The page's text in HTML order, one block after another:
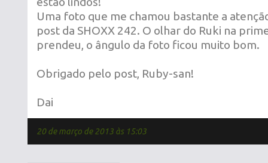
Uma foto que me chamou bastante a
post da SHOXX 242. O olhar do Ruki na
prendeu, o ângulo da foto ficou muito bom.
Obrigado pelo post, Ruby-san!
Dai
20 de março de 2013 às 15:03